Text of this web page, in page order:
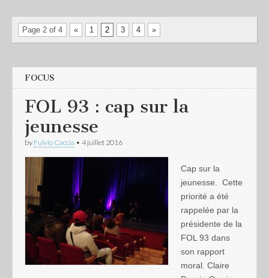
Page 2 of 4 « 1 2 3 4 »
FOCUS
FOL 93 : cap sur la
jeunesse
by Fulvio Caccia • 4 juillet 2016
Cap sur la
jeunesse. Cette
priorité a été
rappelée par la
présidente de la
FOL 93 dans
son rapport
moral. Claire